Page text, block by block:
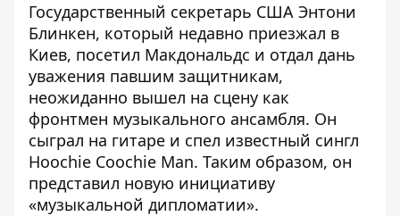
Государственный секретарь США Энтони
Блинкен, который недавно приезжал в
Киев, посетил Макдональдс и отдал дань
уважения павшим защитникам,
неожиданно вышел на сцену как
фронтмен музыкального ансамбля. Он
сыграл на гитаре и спел известный сингл
Hoochie Coochie Man. Таким образом, он
представил новую инициативу
«музыкальной дипломатии».